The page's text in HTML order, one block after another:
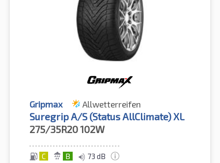
Gripmax Allwetterreifen
Suregrip A/S (Status AllClimate) XL
275/35R20102W
C B 73 dB